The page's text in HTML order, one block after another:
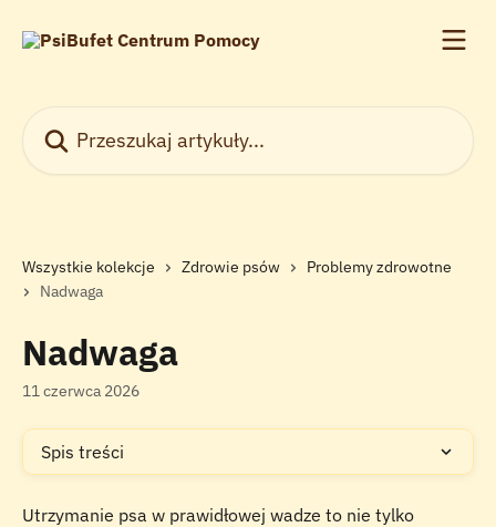
Wszystkie kolekcje Zdrowie psów
Problemy zdrowotne
Nadwaga
Nadwaga
11 czerwca 2026
Spis treści
Utrzymanie psa w prawidłowej wadze to nie tylko